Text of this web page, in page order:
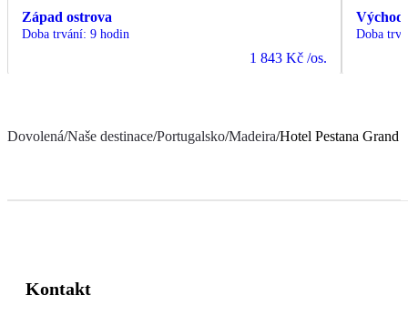
Západ ostrova
Doba trvání: 9 hodin
1 843 Kč /os.
Východ
Doba
Dovolená/Naše destinace/Portugalsko/Madeira/Hotel Pestana Grand
Kontakt